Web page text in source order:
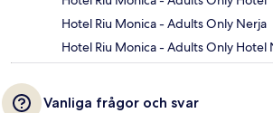
Hotel Riu Monica - Adults Only Nerja
Hotel Riu Monica - Adults Only Hotel
Vanliga frågor och svar